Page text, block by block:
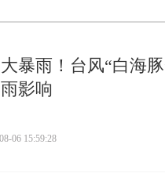
暴雨！台风“白海
影响
06 15:59:28